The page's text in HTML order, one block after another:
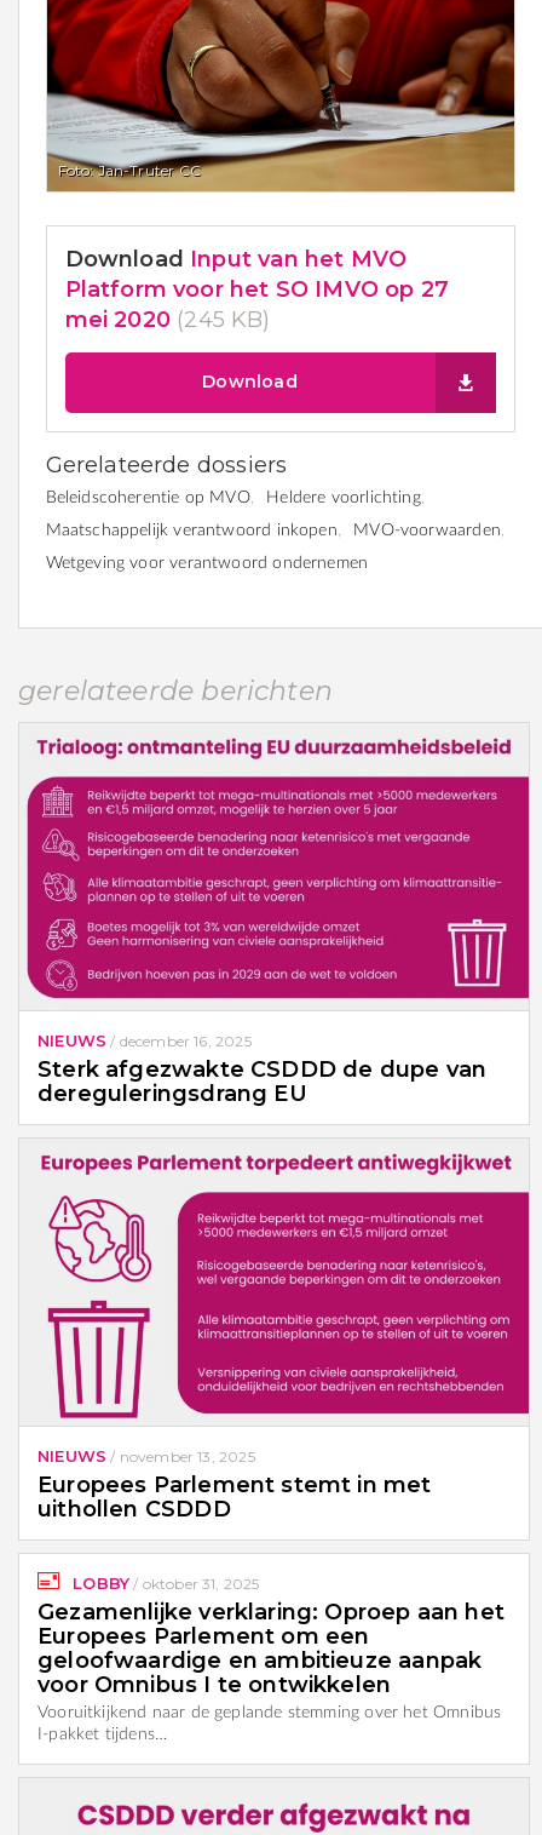
Foto: Jan-Truter CC
Download Input van het MVO
Platform voor het SO IMVO op 27
mei 2020 (245 KB)
Download
Gerelateerde dossiers
Beleidscoherentie op MVO
Heldere voorlichting
Maatschappelijk verantwoord inkopen
MVO-voorwaarden
Wetgeving voor verantwoord ondernemen
gerelateerde berichten
NIEUWS / december 16, 2025
Sterk afgezwakte CSDDD de dupe van
dereguleringsdrang EU
NIEUWS / november 13, 2025
Europees Parlement stemt in met
uithollen CSDDD
LOBBY / oktober 31, 2025
Gezamenlijke verklaring: Oproep aan het
Europees Parlement om een
geloofwaardige en ambitieuze aanpak
voor Omnibus I te ontwikkelen
Vooruitkijkend naar de geplande stemming over het Omnibus
I-pakket tijdens…